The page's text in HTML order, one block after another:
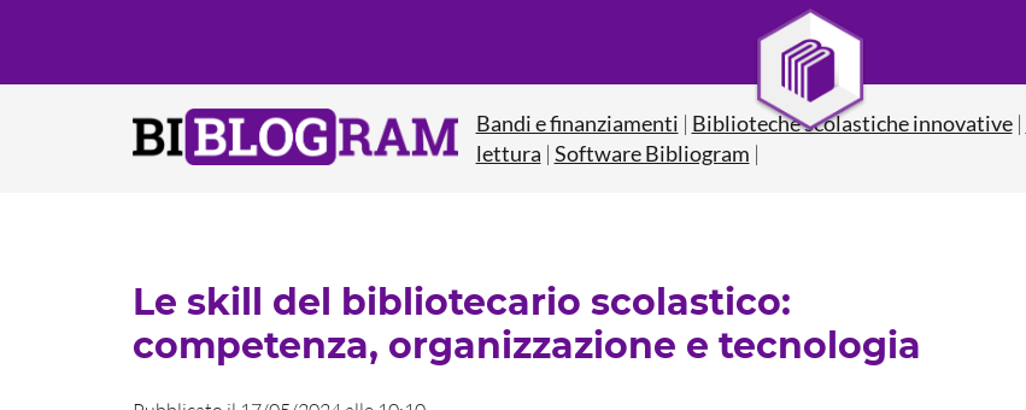
Bandi e finanziamenti | Biblioteche scolastiche innovative|
lettura | Software Bibliogram |
Le skill del bibliotecario scolastico:
competenza, organizzazione e tecnologia